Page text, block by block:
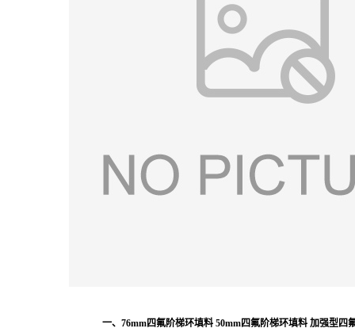
一、76mm四氟阶梯环填料 50mm四氟阶梯环填料 加强型四